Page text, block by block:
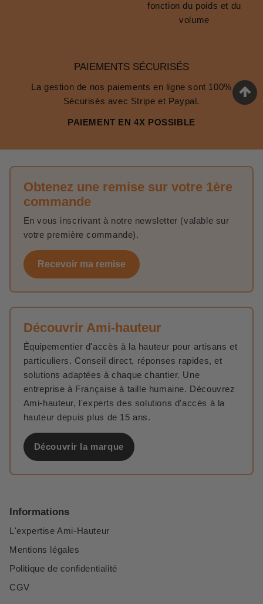
fonction du poids et du
volume
PAIEMENTS SÉCURISÉS
La gestion de nos paiements en ligne sont 100%
Sécurisés avec Stripe et Paypal.
PAIEMENT EN 4X POSSIBLE
Obtenez une remise sur votre 1ère
commande
En vous inscrivant à notre newsletter (valable sur
votre première commande).
Recevoir ma remise
Découvrir Ami-hauteur
Équipementier d'accès à la hauteur pour artisans et
particuliers. Conseil direct, réponses rapides, et
solutions adaptées à chaque chantier. Une
entreprise à Française à taille humaine. Découvrez
Ami-hauteur, l'experts des solutions d'accès à la
hauteur depuis plus de 15 ans.
Découvrir la marque
Informations
L'expertise Ami-Hauteur
Mentions légales
Politique de confidentialité
CGV